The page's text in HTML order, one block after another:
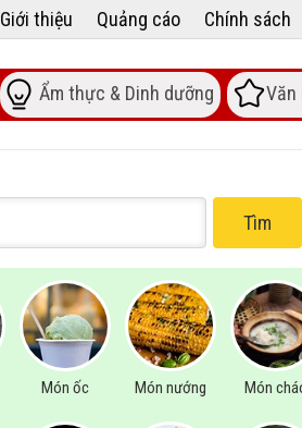
Giới thiệu Quảng cáo Chính sách
Ẩm thực & Dinh dưỡng Văn
Tìm
Món ốc Món nướng Món